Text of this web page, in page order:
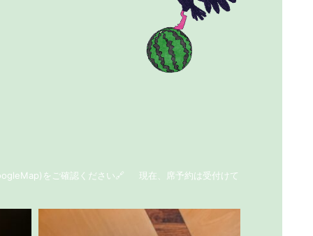
をご確認ください🔗 現在、席予約は受付けて